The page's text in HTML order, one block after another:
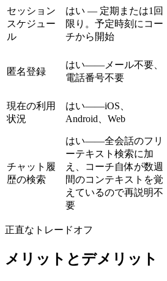
セッション
スケジュー
ル
はい — 定期または1回
限り。予定時刻にコー
チから開始
匿名登録
はい——メール不要、
電話番号不要
現在の利用
状況
はい——iOS、
Android、Web
チャット履
歴の検索
はい——全会話のフリ
ーテキスト検索に加
え、コーチ自体が数週
間のコンテキストを覚
えているので再説明不
要
正直なトレードオフ
メリットとデメリット